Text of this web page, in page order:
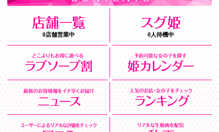
0店舗営業中 0人待機中